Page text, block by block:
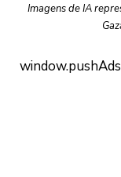
Imagens de IA